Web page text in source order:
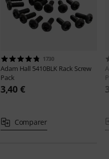
1730
Adam Hall 5410BLK Rack Screw
Pack
3,40 €
Comparer